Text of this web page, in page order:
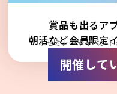
賞品も出るア
朝活など会員限定
※セミナーやイベント
開催して